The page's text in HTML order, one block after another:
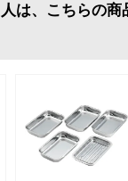
は、こちらの